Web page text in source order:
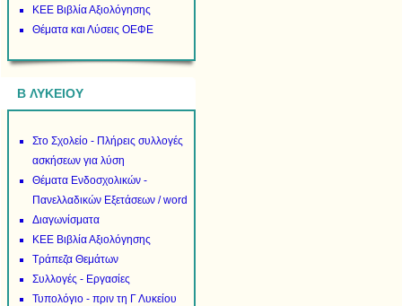
ΚΕΕ Βιβλία Αξιολόγησης
Θέματα και Λύσεις ΟΕΦΕ
B ΛΥΚΕΙΟΥ
Στο Σχολείο - Πλήρεις συλλογές
ασκήσεων για λύση
Θέματα Ενδοσχολικών -
Πανελλαδικών Εξετάσεων / word
Διαγωνίσματα
ΚΕΕ Βιβλία Αξιολόγησης
Τράπεζα Θεμάτων
Συλλογές - Εργασίες
Τυπολόγιο - πριν τη Γ Λυκείου